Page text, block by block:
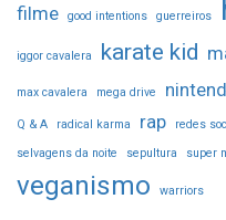
filme
good intentions guerreiros
iggor cavalera karate kid
max cavalera mega drive
Q & A radical karma rap redes
selvagens da noite
sepultura super
veganismo warriors